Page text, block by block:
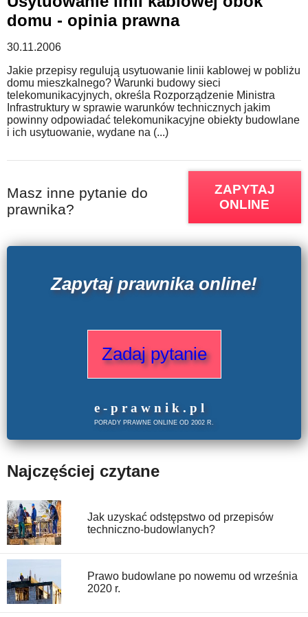
domu - opinia prawna
30.11.2006
Jakie przepisy regulują usytuowanie linii kablowej w pobliżu
domu mieszkalnego? Warunki budowy sieci
telekomunikacyjnych, określa Rozporządzenie Ministra
Infrastruktury w sprawie warunków technicznych jakim
powinny odpowiadać telekomunikacyjne obiekty budowlane
i ich usytuowanie, wydane na (...)
Masz inne pytanie do
prawnika?
ZAPYTAJ
ONLINE
Zapytaj prawnika online!
Zadaj pytanie
e -prawnik . pl
PORADY PRAWNE ONLINE OD 2002 R.
Najczęściej czytane
Jak uzyskać odstępstwo od przepisów
techniczno-budowlanych?
Prawo budowlane po nowemu od września
2020 r.